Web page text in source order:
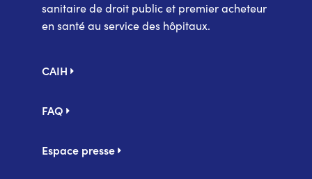
sanitaire de droit public et premier acheteur
en santé au service des hôpitaux.
de
CAIH
FAQ
Espace presse